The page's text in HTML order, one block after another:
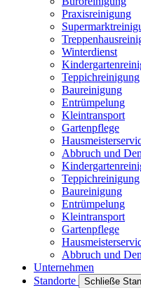
Praxisreinigung
Winterdienst
Teppichreinigung
Baureinigung
Entrümpelung
Kleintransport
Gartenpflege
Abbruch und
Teppichreinigung
Baureinigung
Entrümpelung
Kleintransport
Gartenpflege
Abbruch und
Unternehmen
Standorte
Schließe